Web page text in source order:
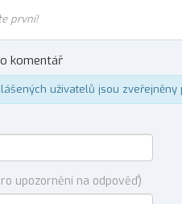
první!
komentář
uživatelů jsou zveřejněny
upozornění na odpověď)